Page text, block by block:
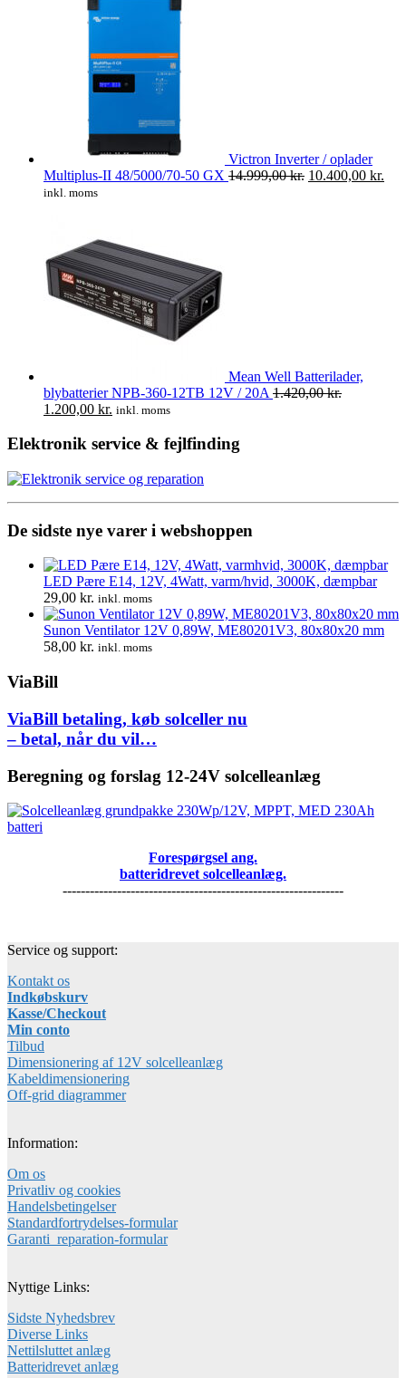
Victron Inverter / oplader
Multiplus-II 48/5000/70-50 GX 14.999,00kr. Den
10.400,00 kr.
inkl. moms
Mean Well Batterilader,
blybatterier NPB-360-12TB 12V / 20A 1.420,00kr.
Den
pris
1.420,00 kr..
1.200,00 kr. Den
pris
1.200,00 kr..
inkl. moms
Elektronik service & fejlfinding
De sidste nye varer i webshoppen
LED Pære E14, 12V, 4Watt, varm/hvid, 3000K, dæmpbar
29,00 kr. inkl. moms
Sunon Ventilator 12V 0,89W, ME80201V3, 80x80x20 mm
58,00 kr. inkl. moms
ViaBill
ViaBill betaling, køb solceller nu
– betal, når du vil…
Beregning og forslag 12-24V solcelleanlæg
Forespørgsel ang.
batteridrevet solcelleanlæg.
--------------------------------------------------------------
Service og support:
Kontakt os
Indkøbskurv
Kasse/Checkout
Min conto
Tilbud
Dimensionering af 12V solcelleanlæg
Kabeldimensionering
Off-grid diagrammer
Information:
Om os
Privatliv og cookies
Handelsbetingelser
Standardfortrydelses-formular
Garanti_reparation-formular
Nyttige Links:
Sidste Nyhedsbrev
Diverse Links
Nettilsluttet anlæg
Batteridrevet anlæg